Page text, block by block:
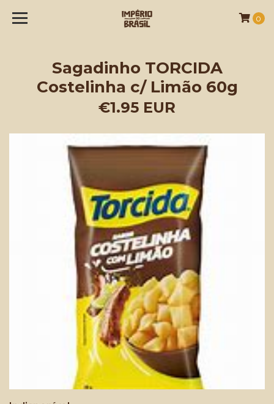
0
Sagadinho TORCIDA
Costelinha c/ Limão 60g
€1.95 EUR